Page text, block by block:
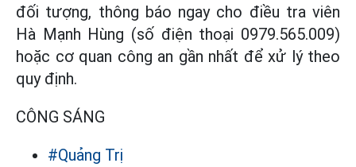
đối tượng, thông báo ngay cho điều tra viên
Hà Mạnh Hùng (số điện thoại 0979.565.009)
hoặc cơ quan công an gần nhất để xử lý theo
quy định.
CÔNG SÁNG
#Quảng Trị